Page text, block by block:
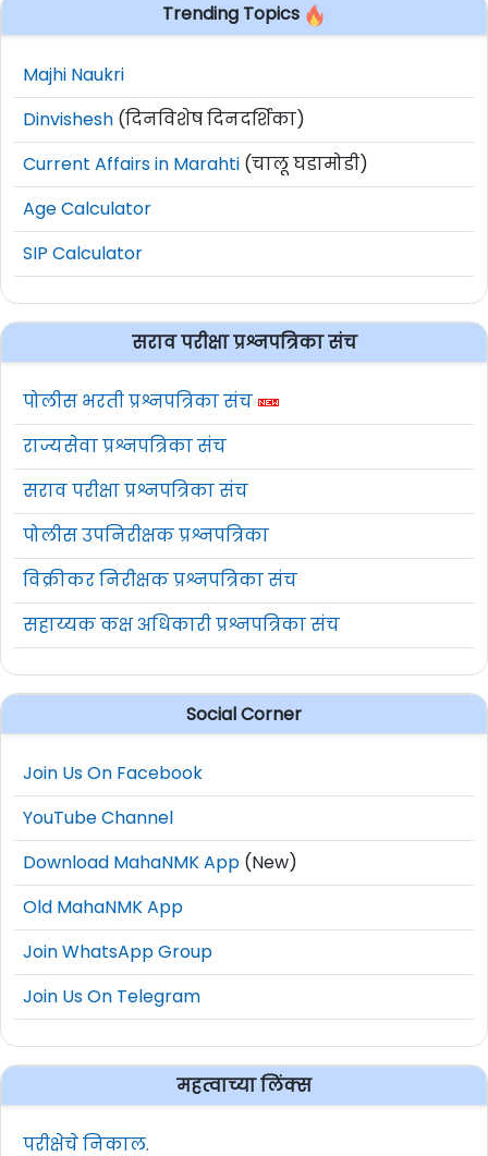
Trending Topics
Majhi Naukri
Dinvishesh (दिनविशेष दिनदर्शिका)
Current Affairs in Marahti (चालू घडामोडी)
Age Calculator
SIP Calculator
सराव परीक्षा प्रश्नपत्रिका संच
पोलीस भरती प्रश्नपत्रिका संच
राज्यसेवा प्रश्नपत्रिका संच
सराव परीक्षा प्रश्नपत्रिका संच
पोलीस उपनिरीक्षक प्रश्नपत्रिका
विक्रीकर निरीक्षक प्रश्नपत्रिका संच
सहाय्यक कक्ष अधिकारी प्रश्नपत्रिका संच
Social Corner
Join Us On Facebook
YouTube Channel
Download MahaNMK App (New)
Old MahaNMK App
Join WhatsApp Group
Join Us On Telegram
महत्वाच्या लिंक्स
परीक्षेचे निकाल.